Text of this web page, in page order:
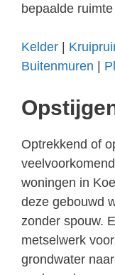
bepaalde
Kelder
Buitenmuren
Optrekkend of
woningen in
deze gebouwd
zonder spouw.
metselwerk
grondwater